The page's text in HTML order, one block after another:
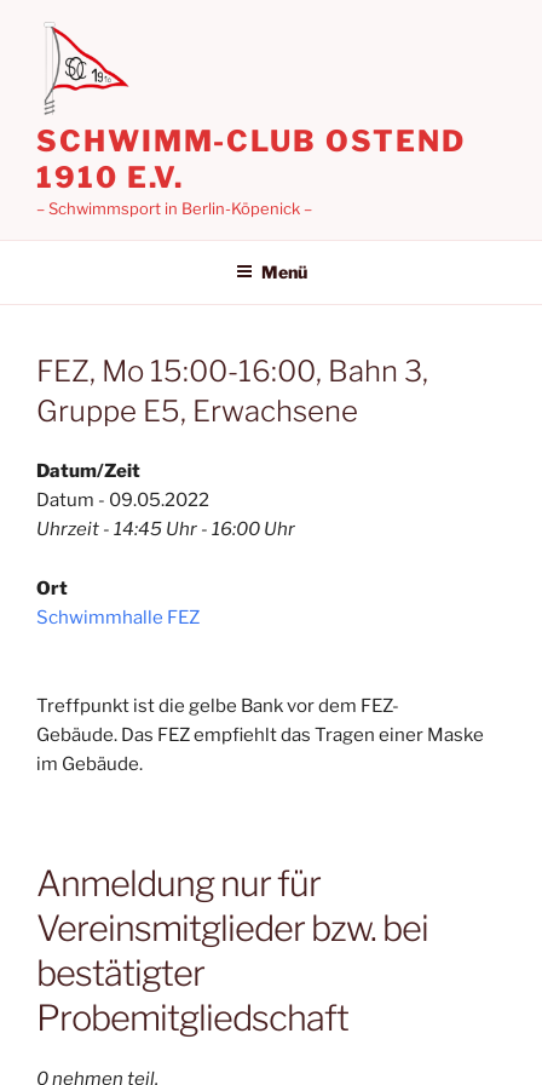
springen
SCHWIMM-CLUB OSTEND
1910 E.V.
– Schwimmsport in Berlin-Köpenick –
Menü
FEZ, Mo 15:00-16:00, Bahn 3,
Gruppe E5, Erwachsene
Datum/Zeit
Datum - 09.05.2022
Uhrzeit - 14:45 Uhr - 16:00 Uhr
Ort
Schwimmhalle FEZ
Treffpunkt ist die gelbe Bank vor dem FEZ-
Gebäude. Das FEZ empfiehlt das Tragen einer Maske
im Gebäude.
Anmeldung nur für
Vereinsmitglieder bzw. bei
bestätigter
Probemitgliedschaft
0 nehmen teil.